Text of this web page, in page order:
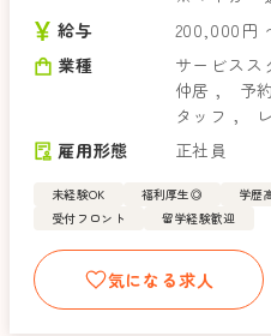
給与
200,000円
業種
サービスス
仲居 ， 予
タッフ ，
雇用形態
正社員
未経験OK 福利厚生◎ 学歴
受付フロント
留学経験歓迎
気になる求人